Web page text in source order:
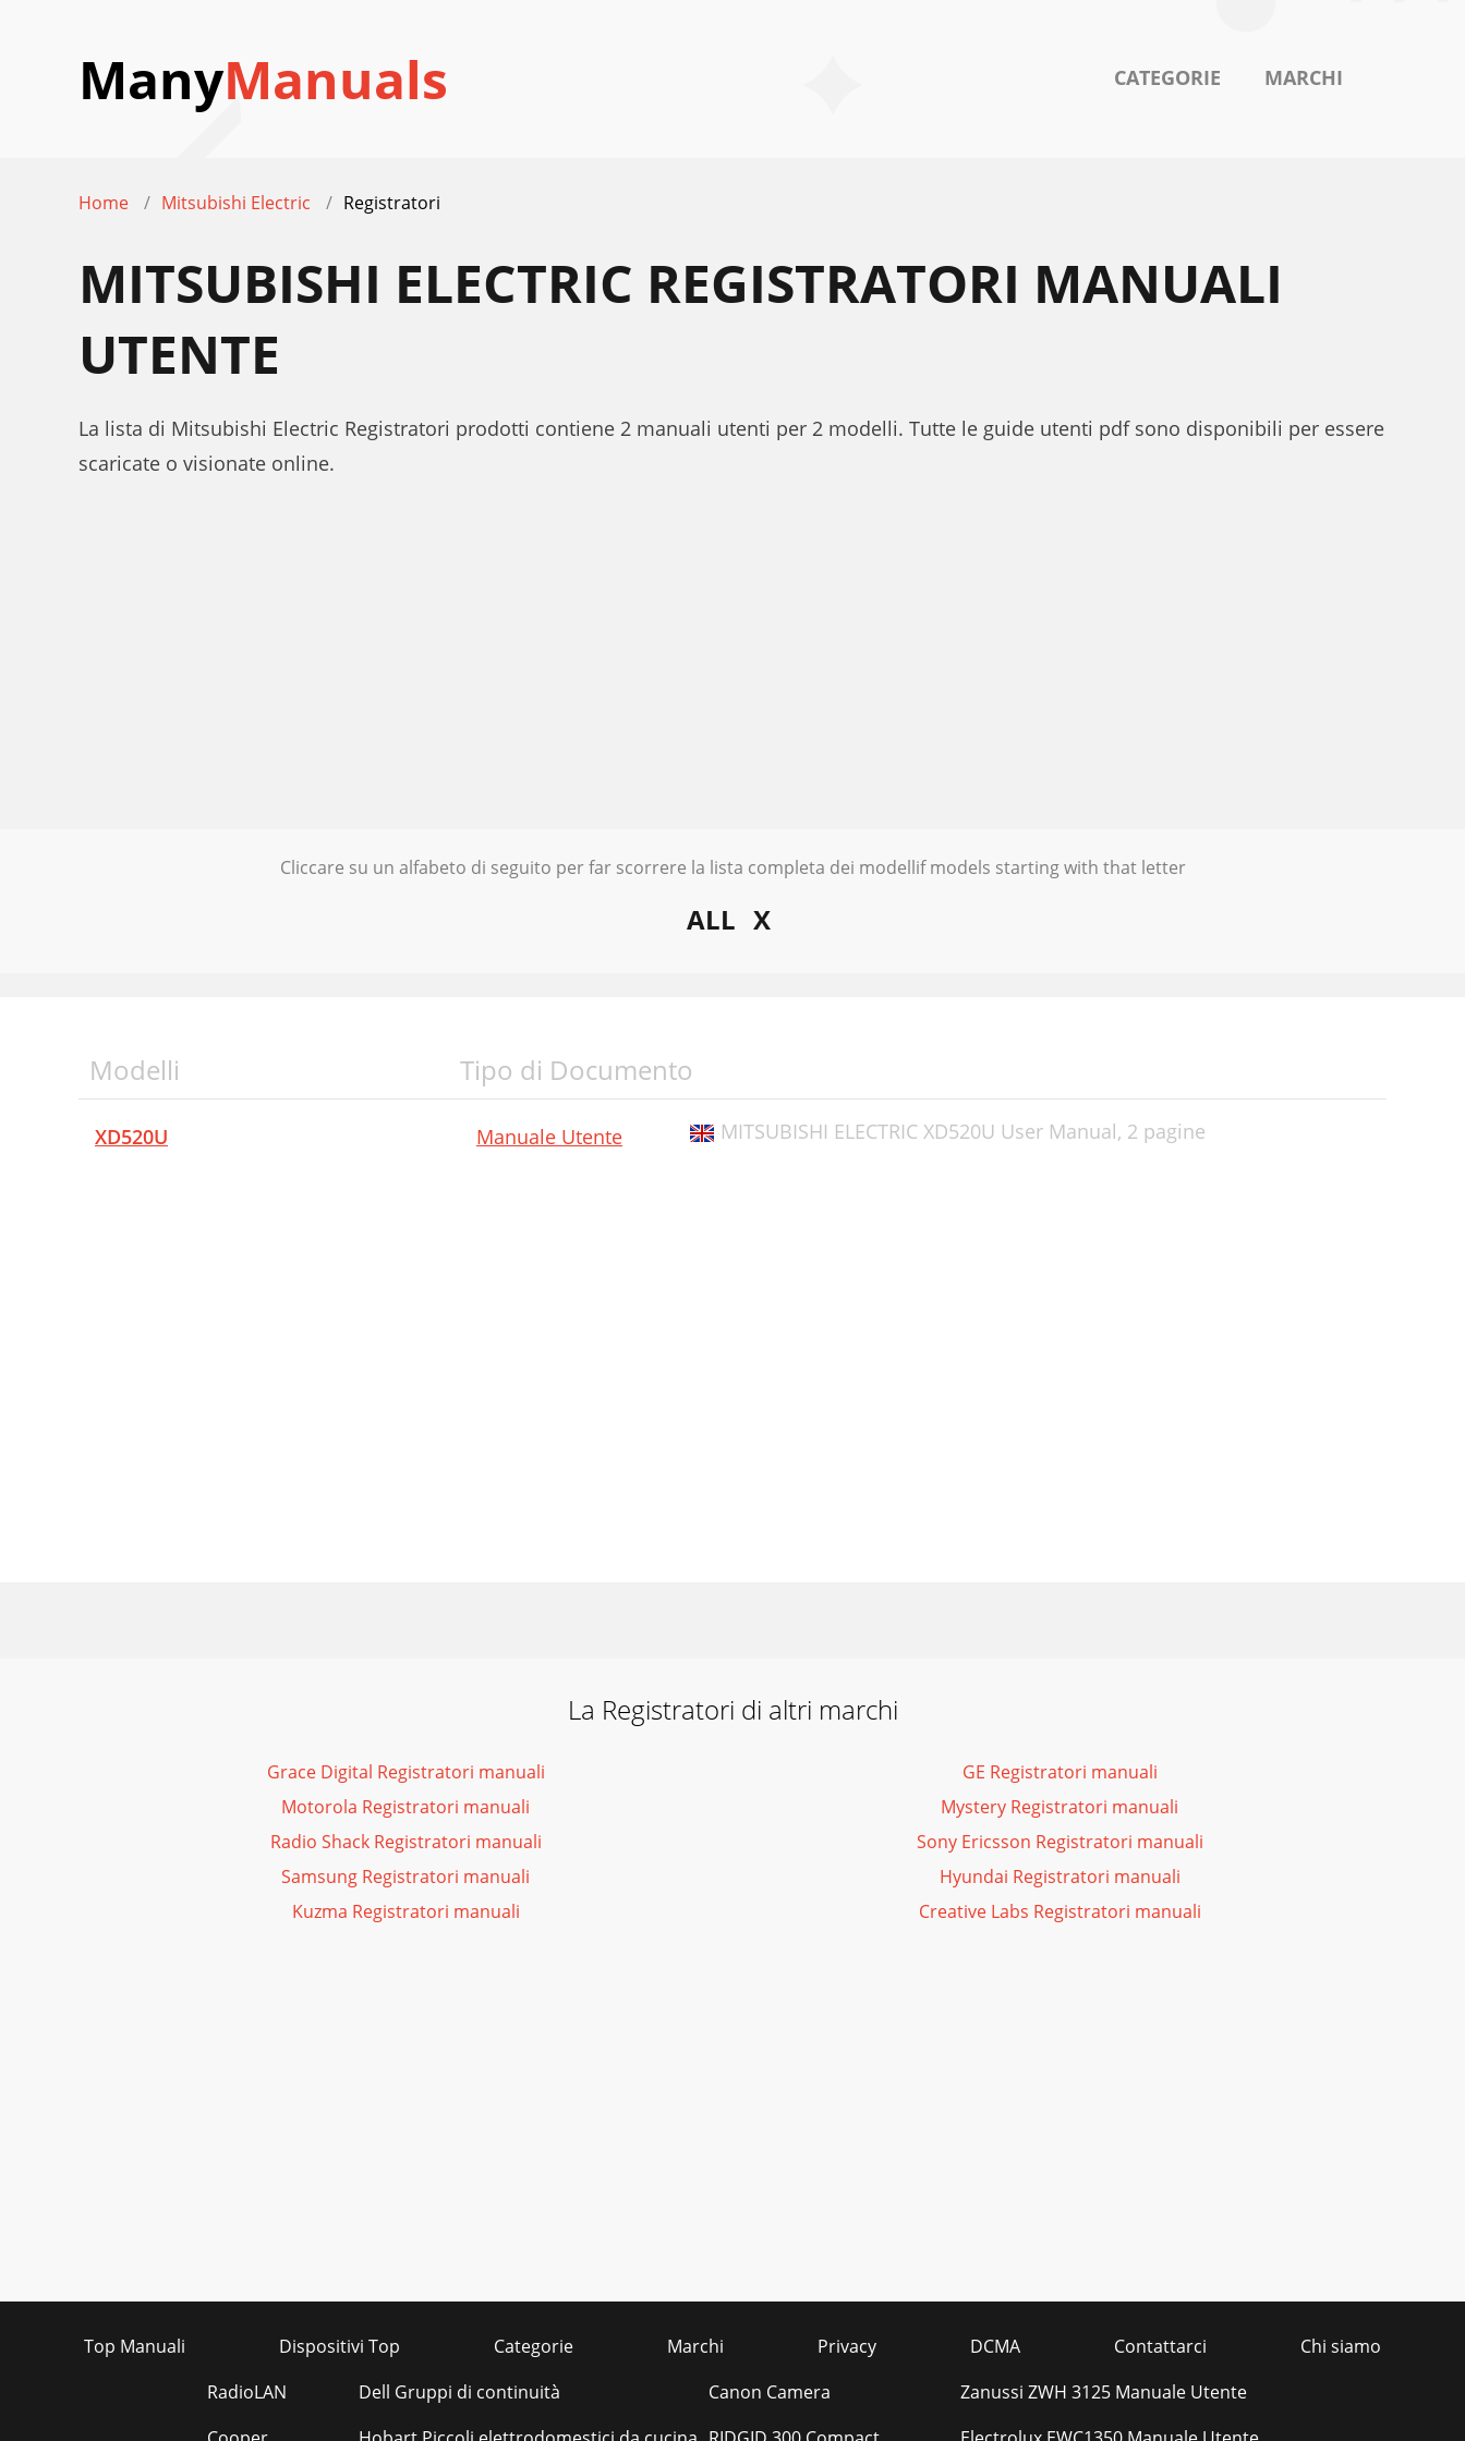
ManyManuals CATEGORIE MARCHI
Home Mitsubishi Electric Registratori
MITSUBISHI ELECTRIC REGISTRATORI MANUALI
UTENTE
La lista di Mitsubishi Electric Registratori prodotti contiene 2 manuali utenti per 2 modelli. Tutte le guide utenti pdf sono disponibili per essere
scaricate o visionate online.
Cliccare su un alfabeto di seguito per far scorrere la lista completa dei modellif models starting with that letter
ALL X
Modelli Tipo di Documento
XD520U Manuale Utente MITSUBISHI ELECTRIC XD520U User Manual, 2 pagine
La Registratori di altri marchi
Grace Digital Registratori manuali
Motorola Registratori manuali
Radio Shack Registratori manuali
Samsung Registratori manuali
Kuzma Registratori manuali
GE Registratori manuali
Mystery Registratori manuali
Sony Ericsson Registratori manuali
Hyundai Registratori manuali
Creative Labs Registratori manuali
Top Manuali Dispositivi Top Categorie Marchi Privacy DCMA Contattarci
Chi siamo
RadioLAN
Dell Gruppi di continuità
Canon Camera
Zanussi ZWH 3125 Manuale Utente